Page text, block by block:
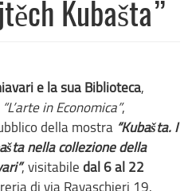
Kubašta”
e la sua Biblioteca,
“L’arte in Economica”,
della mostra “Kubašta. I
nella collezione della
, visitabile dal 6 al 22
di via Ravaschieri 19.